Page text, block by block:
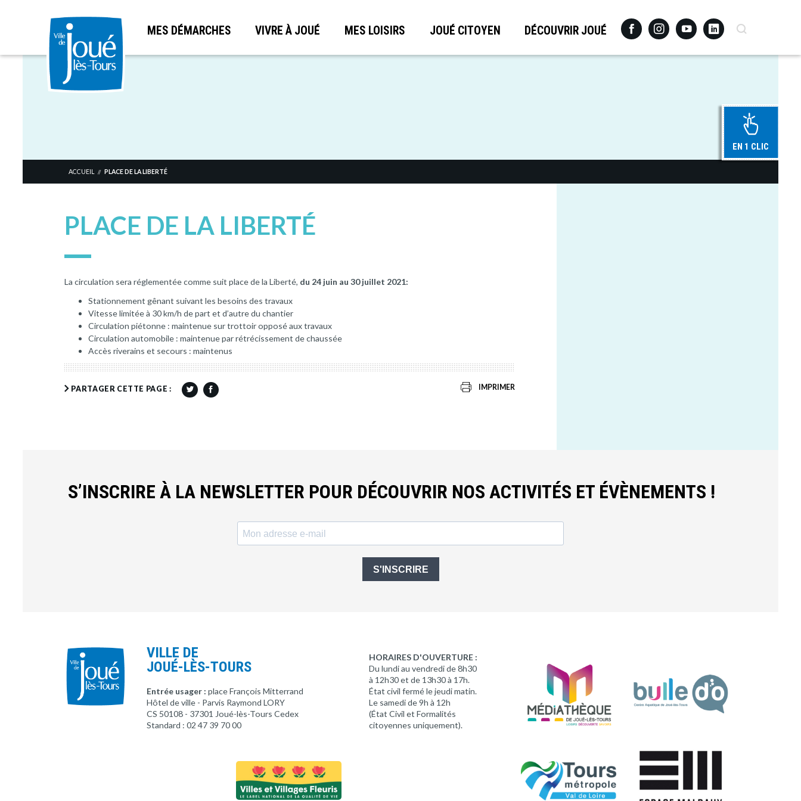
Aller
MES DÉMARCHES VIVRE À JOUÉ MES LOISIRS JOUÉ CITOYEN DÉCOUVRIR JOUÉ FacebookInstagramYoutubeLinkedinRecherche
EN 1 CLIC
ACCUEIL // PLACE DE LA LIBERTÉ
PLACE DE LA LIBERTÉ
La circulation sera réglementée comme suit place de la Liberté, du 24 juin au 30 juillet 2021:
Stationnement gênant suivant les besoins des travaux
Vitesse limitée à 30 km/h de part et d’autre du chantier
Circulation piétonne : maintenue sur trottoir opposé aux travaux
Circulation automobile : maintenue par rétrécissement de chaussée
Accès riverains et secours : maintenus
PARTAGER CETTE PAGE : IMPRIMER
S’INSCRIRE À LA NEWSLETTER POUR DÉCOUVRIR NOS ACTIVITÉS ET ÉVÈNEMENTS !
S'INSCRIRE
VILLE DE
JOUÉ-LÈS-TOURS
Entrée usager : place François Mitterrand
Hôtel de ville - Parvis Raymond LORY
CS 50108 - 37301 Joué-lès-Tours Cedex
Standard : 02 47 39 70 00
HORAIRES D'OUVERTURE :
Du lundi au vendredi de 8h30
à 12h30 et de 13h30 à 17h.
État civil fermé le jeudi matin.
Le samedi de 9h à 12h
(État Civil et Formalités
citoyennes uniquement).